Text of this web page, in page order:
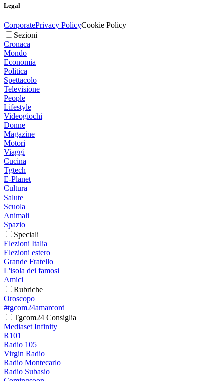
Legal
CorporatePrivacy PolicyCookie Policy
Sezioni
Cronaca
Mondo
Economia
Politica
Spettacolo
Televisione
People
Lifestyle
Videogiochi
Donne
Magazine
Motori
Viaggi
Cucina
Tgtech
E-Planet
Cultura
Salute
Scuola
Animali
Spazio
Speciali
Elezioni Italia
Elezioni estero
Grande Fratello
L'isola dei famosi
Amici
Rubriche
Oroscopo
#tgcom24amarcord
Tgcom24 Consiglia
Mediaset Infinity
R101
Radio 105
Virgin Radio
Radio Montecarlo
Radio Subasio